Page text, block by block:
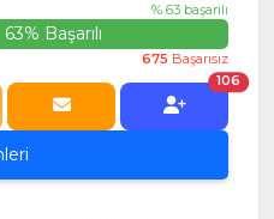
% 63 başarılı
63% Başarılı
675 Başarısız
106